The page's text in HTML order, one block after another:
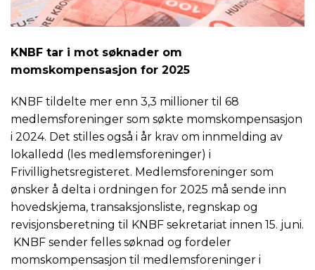
KNBF tar i mot søknader om
momskompensasjon for 2025
KNBF tildelte mer enn 3,3 millioner til 68
medlemsforeninger som søkte momskompensasjon
i 2024. Det stilles også i år krav om innmelding av
lokalledd (les medlemsforeninger) i
Frivillighetsregisteret. Medlemsforeninger som
ønsker å delta i ordningen for 2025 må sende inn
hovedskjema, transaksjonsliste, regnskap og
revisjonsberetning til KNBF sekretariat innen 15. juni.
KNBF sender felles søknad og fordeler
momskompensasjon til medlemsforeninger i